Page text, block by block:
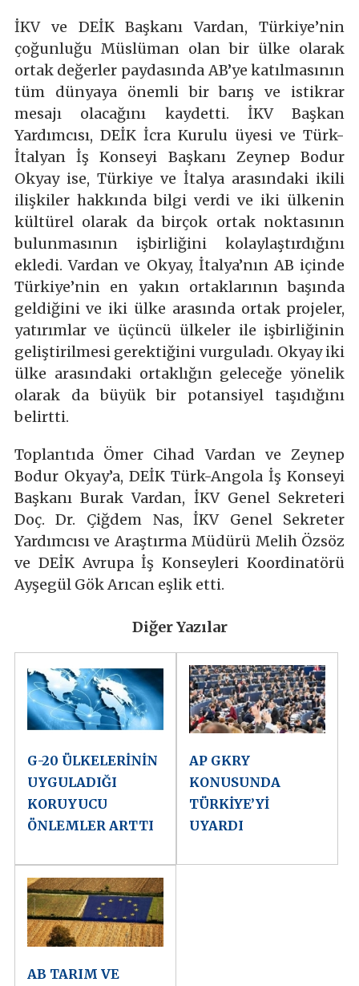
İKV ve DEİK Başkanı Vardan, Türkiye’nin
çoğunluğu Müslüman olan bir ülke olarak
ortak değerler paydasında AB’ye katılmasının
tüm dünyaya önemli bir barış ve istikrar
mesajı olacağını kaydetti. İKV Başkan
Yardımcısı, DEİK İcra Kurulu üyesi ve Türk-
İtalyan İş Konseyi Başkanı Zeynep Bodur
Okyay ise, Türkiye ve İtalya arasındaki ikili
ilişkiler hakkında bilgi verdi ve iki ülkenin
kültürel olarak da birçok ortak noktasının
bulunmasının işbirliğini kolaylaştırdığını
ekledi. Vardan ve Okyay, İtalya’nın AB içinde
Türkiye’nin en yakın ortaklarının başında
geldiğini ve iki ülke arasında ortak projeler,
yatırımlar ve üçüncü ülkeler ile işbirliğinin
geliştirilmesi gerektiğini vurguladı. Okyay iki
ülke arasındaki ortaklığın geleceğe yönelik
olarak da büyük bir potansiyel taşıdığını
belirtti.
Toplantıda Ömer Cihad Vardan ve Zeynep
Bodur Okyay’a, DEİK Türk-Angola İş Konseyi
Başkanı Burak Vardan, İKV Genel Sekreteri
Doç. Dr. Çiğdem Nas, İKV Genel Sekreter
Yardımcısı ve Araştırma Müdürü Melih Özsöz
ve DEİK Avrupa İş Konseyleri Koordinatörü
Ayşegül Gök Arıcan eşlik etti.
Diğer Yazılar
G-20 ÜLKELERİNİN
UYGULADIĞI
KORUYUCU
ÖNLEMLER ARTTI
AP GKRY
KONUSUNDA
TÜRKİYE’Yİ
UYARDI
AB TARIM VE